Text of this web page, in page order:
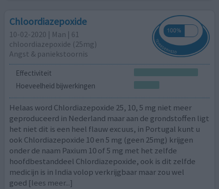
Chloordiazepoxide
10-02-2020 | Man | 61
chloordiazepoxide (25mg)
Angst & paniekstoornis
Effectiviteit
Hoeveelheid bijwerkingen
Helaas word Chlordiazepoxide 25, 10, 5 mg niet meer
geproduceerd in Nederland maar aan de grondstoffen ligt
het niet dit is een heel flauw excuus, in Portugal kunt u
ook Chlordiazepoxide 10 en 5 mg (geen 25mg) krijgen
onder de naam Paxium 10 of 5 mg met het zelfde
hoofdbestanddeel Chlordiazepoxide, ook is dit zelfde
medicijn is in India volop verkrijgbaar maar zou wel
goed [lees meer...]